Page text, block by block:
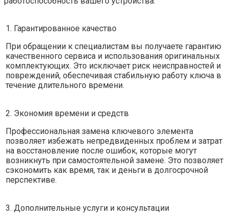
1. Гарантированное качество
При обращении к специалистам вы получаете гарантию
качественного сервиса и использования оригинальных
комплектующих. Это исключает риск неисправностей и
повреждений, обеспечивая стабильную работу ключа в
течение длительного времени.
2. Экономия времени и средств
Профессиональная замена ключевого элемента
позволяет избежать непредвиденных проблем и затрат
на восстановление после ошибок, которые могут
возникнуть при самостоятельной замене. Это позволяет
сэкономить как время, так и деньги в долгосрочной
перспективе.
3. Дополнительные услуги и консультации